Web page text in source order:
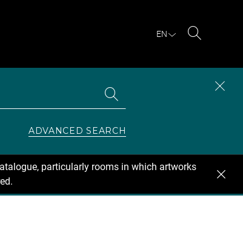
EN
ADVANCED SEARCH
particularly rooms in which artworks